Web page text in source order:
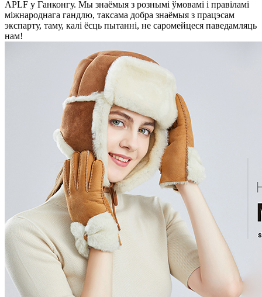
APLF у Ганконгу. Мы знаёмыя з рознымі ўмовамі і правіламі
міжнароднага гандлю, таксама добра знаёмыя з працэсам
экспарту, таму, калі ёсць пытанні, не саромейцеся паведамляць
нам!